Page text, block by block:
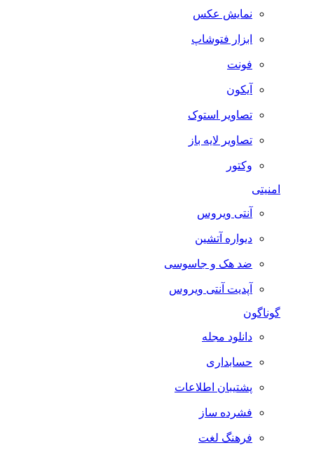
نمایش عکس
ابزار فتوشاپ
فونت
آیکون
تصاویر استوک
تصاویر لایه باز
وکتور
امنیتی
آنتی ویروس
دیواره آتشین
ضد هک و جاسوسی
آپدیت آنتی ویروس
گوناگون
دانلود مجله
حسابداری
پشتیبان اطلاعات
فشرده ساز
فرهنگ لغت